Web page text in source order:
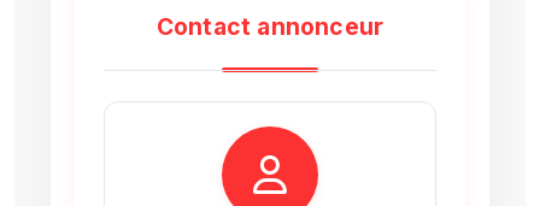
Contact annonceur